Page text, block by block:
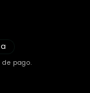
pago.